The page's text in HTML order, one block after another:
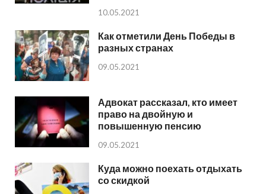
10.05.2021
Как отметили День Победы в
разных странах
09.05.2021
Адвокат рассказал, кто имеет
право на двойную и
повышенную пенсию
09.05.2021
Куда можно поехать отдыхать
со скидкой